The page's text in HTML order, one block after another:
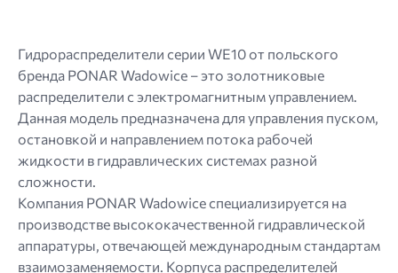
Гидрораспределители серии WE10 от польского
бренда PONAR Wadowice – это золотниковые
распределители с электромагнитным управлением.
Данная модель предназначена для управления пуском,
остановкой и направлением потока рабочей
жидкости в гидравлических системах разной
сложности.
Компания PONAR Wadowice специализируется на
производстве высококачественной гидравлической
аппаратуры, отвечающей международным стандартам
взаимозаменяемости. Корпуса распределителей